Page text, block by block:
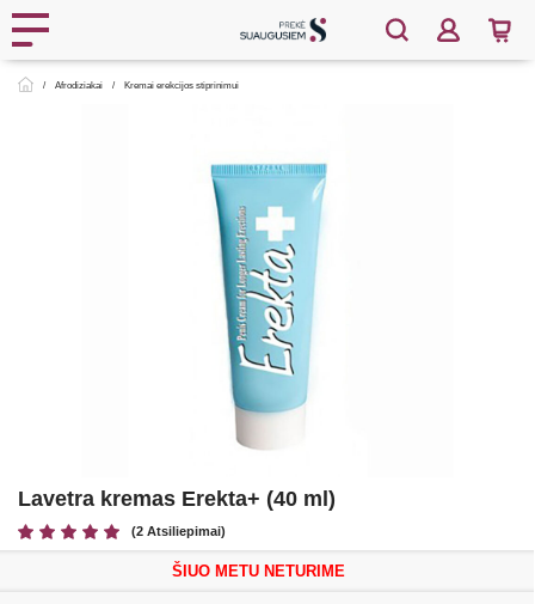
Afrodiziakai Kremai erekcijos stiprinimui
Lavetra kremas Erekta+ (40 ml)
(2 Atsiliepimai)
ŠIUO METU NETURIME